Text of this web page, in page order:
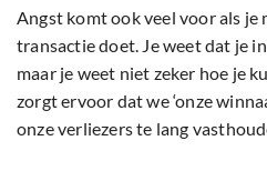
Angst komt ook veel voor als je
transactie doet. Je weet dat je in
maar je weet niet zeker hoe je
zorgt ervoor dat we ‘onze
onze verliezers te lang